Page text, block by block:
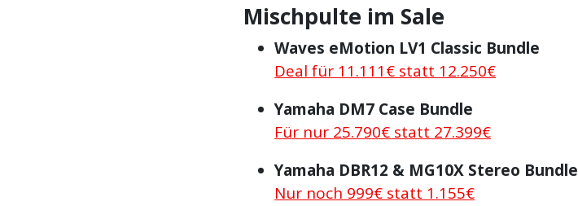
Mischpulte im Sale
Waves eMotion LV1 Classic Bundle
Deal für 11.111€ statt 12.250€
Yamaha DM7 Case Bundle
Für nur 25.790€ statt 27.399€
Yamaha DBR12 & MG10X Stereo Bundle
Nur noch 999€ statt 1.155€